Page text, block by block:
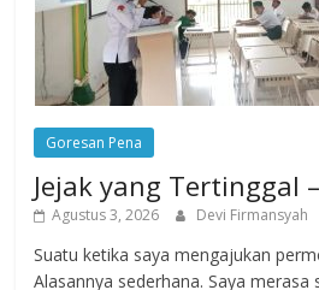
Goresan Pena
Jejak yang Tertinggal
Agustus 3, 2026 Devi Firmansyah
Suatu ketika saya mengajukan
Alasannya sederhana. Saya merasa